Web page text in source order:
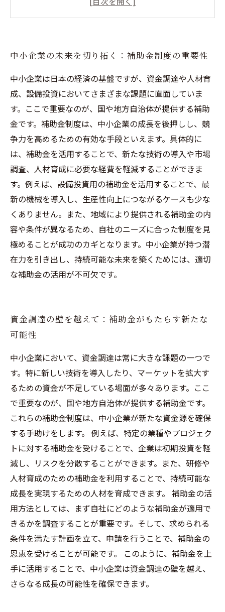
人材育成と設備投資を支える：補助金の具体的
成功事例から学ぶ：補助金活用で成長した中小
企業
補助金制度の現状と今後の展望
中小企業が補助金を最大限に活かすためのステ
ップ
中小企業の未来を切り拓く：補助金制度の重要性
中小企業は日本の経済の基盤ですが、資金調達や人材育
成、設備投資においてさまざまな課題に直面していま
す。ここで重要なのが、国や地方自治体が提供する補助
金です。補助金制度は、中小企業の成長を後押しし、競
争力を高めるための有効な手段といえます。具体的に
は、補助金を活用することで、新たな技術の導入や市場
調査、人材育成に必要な経費を軽減することができま
す。例えば、設備投資用の補助金を活用することで、最
新の機械を導入し、生産性向上につながるケースも少な
くありません。また、地域により提供される補助金の内
容や条件が異なるため、自社のニーズに合った制度を見
極めることが成功のカギとなります。中小企業が持つ潜
在力を引き出し、持続可能な未来を築くためには、適切
な補助金の活用が不可欠です。
資金調達の壁を越えて：補助金がもたらす新たな
可能性
中小企業において、資金調達は常に大きな課題の一つで
す。特に新しい技術を導入したり、マーケットを拡大す
るための資金が不足している場面が多々あります。ここ
で重要なのが、国や地方自治体が提供する補助金です。
これらの補助金制度は、中小企業が新たな資金源を確保
する手助けをします。 例えば、特定の業種やプロジェク
トに対する補助金を受けることで、企業は初期投資を軽
減し、リスクを分散することができます。また、研修や
人材育成のための補助金を利用することで、持続可能な
成長を実現するための人材を育成できます。 補助金の活
用方法としては、まず自社にどのような補助金が適用で
きるかを調査することが重要です。そして、求められる
条件を満たす計画を立て、申請を行うことで、補助金の
恩恵を受けることが可能です。 このように、補助金を上
手に活用することで、中小企業は資金調達の壁を越え、
さらなる成長の可能性を確保できます。